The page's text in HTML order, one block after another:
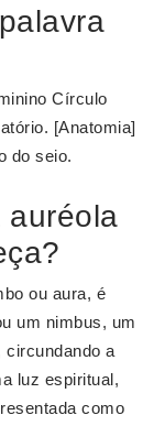
Círculo
[Anatomia]
do seio.
auréola
ou aura, é
um nimbus, um
circundando a
luz espiritual,
como